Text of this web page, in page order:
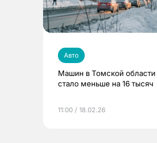
Авто
Машин в Томской области
стало меньше на 16 тысяч
11:00 / 18.02.26